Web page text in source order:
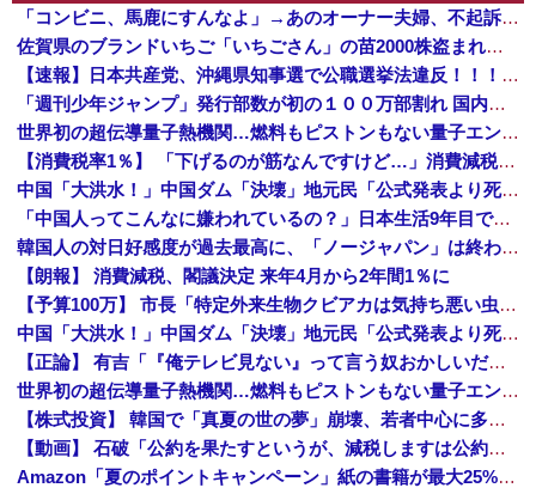
「コンビニ、馬鹿にすんなよ」→あのオーナー夫婦、不起訴ｗｗｗｗｗｗｗｗｗ
佐賀県のブランドいちご「いちごさん」の苗2000株盗まれる [8/5]
【速報】日本共産党、沖縄県知事選で公職選挙法違反！！！ 110番通報されても辞全くめない件
「週刊少年ジャンプ」発行部数が初の１００万部割れ 国内の紙雑誌で「１００万部超」ゼロに
世界初の超伝導量子熱機関…燃料もピストンもない量子エンジンが回った！
【消費税率1％】 「下げるのが筋なんですけど…」消費減税で値下がりする分と同じだけ商品を値上げして店頭価格を変えない店も
中国「大洪水！」中国ダム「決壊」地元民「公式発表より死者多い！」中国政府「住民拘束！（安否不明」中国当局「救助隊動画も削除」台風13号「三峡ダム接近中」→
「中国人ってこんなに嫌われているの？」日本生活9年目で明かす本心！
韓国人の対日好感度が過去最高に、「ノージャパン」は終わった？＝ネット「中国より100倍いい」
【朗報】 消費減税、閣議決定 来年4月から2年間1％に
【予算100万】 市長「特定外来生物クビアカは気持ち悪い虫だしそんな需要ないと思う」1匹300円相当の報奨金→初日に42万取られ焦り
中国「大洪水！」中国ダム「決壊」地元民「公式発表より死者多い！」中国政府「住民拘束！（安否不明」中国当局「救助隊動画も削除」台風13号「三峡ダム接近中」→
【正論】 有吉「『俺テレビ見ない』って言う奴おかしいだろ。団子屋で『団子食べない』って言うか？」
世界初の超伝導量子熱機関…燃料もピストンもない量子エンジンが回った！
【株式投資】 韓国で「真夏の世の夢」崩壊、若者中心に多くの人が「人生オワタ」―中国メディア
【動画】 石破「公約を果たすというが、減税しますは公約ではない。検討を加速するというのが公約だ」
Amazon「夏のポイントキャンペーン」紙の書籍が最大25%ポイント還元 対象と条件を整理（2026年7月）